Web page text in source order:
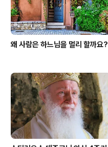
왜 사람은 하느님을 멀리 할까요?